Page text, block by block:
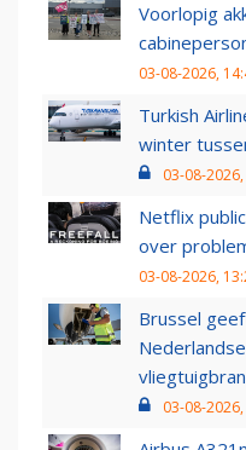
Voorlopig
03-08-2026,
Turkish
winter
03-08-
Netflix
over
03-08-2026,
Brussel
03-08-2026,